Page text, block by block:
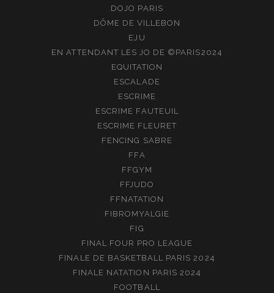
DOJO PARIS
DÔME DE VILLEBON
EJU
EN ATTENDANT LES JO DE ©PARIS2024
EQUITATION
ESCALADE
ESCRIME
ESCRIME FAUTEUIL
ESCRIME FLEURET
FENCING SABRE
FFA
FFGYM
FFJUDO
FFNATATION
FIBROMYALGIE
FIG
FINAL FOUR PRO LEAGUE
FINALE DE BASKETBALL PARIS 2024
FINALE NATATION PARIS 2024
FOOTBALL